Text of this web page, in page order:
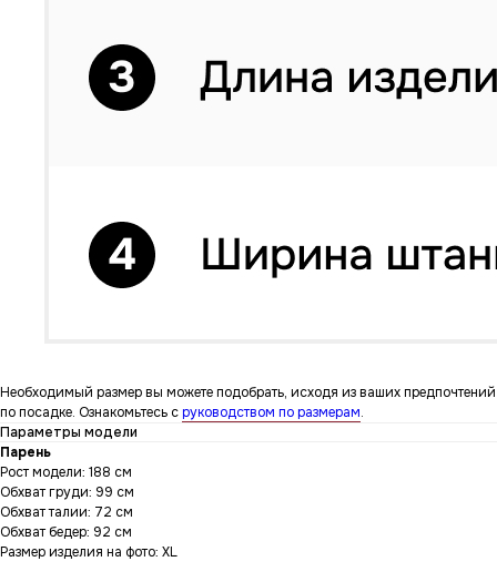
Необходимый размер вы можете подобрать, исходя из ваших предпочтений
по посадке. Ознакомьтесь сруководством по размерам.
Параметры модели
Парень
Рост модели: 188 см
Обхват груди: 99 см
Обхват талии: 72 см
Обхват бедер: 92 см
Размер изделия на фото: XL